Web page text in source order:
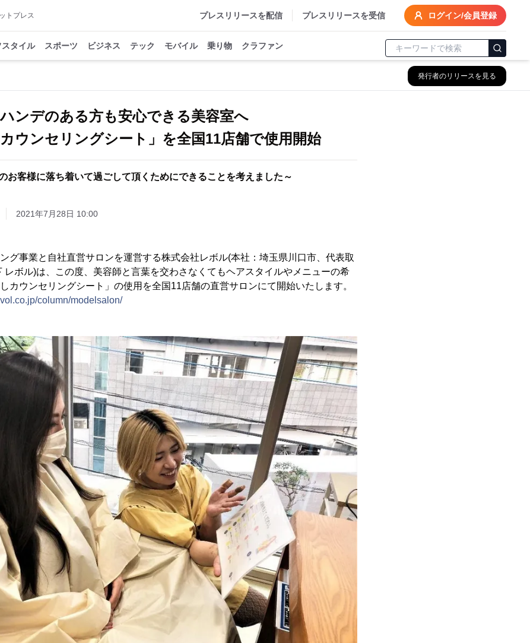
トプレス プレスリリースを配信 プレスリリースを受信 ログイン/会員登録
スタイル スポーツ ビジネス テック モバイル 乗り物 クラファン
発行者のリリースを見る
ハンデのある方も安心できる美容室へ
カウンセリングシート」を全国11店舗で使用開始
お客様に落ち着いて過ごして頂くためにできることを考えました～
2021年7月28日 10:00
グ事業と自社直営サロンを運営する株式会社レボル(本社：埼玉県川口市、代表取
レボル)は、この度、美容師と言葉を交わさなくてもヘアスタイルやメニューの希
カウンセリングシート」の使用を全国11店舗の直営サロンにて開始いたします。
column/modelsalon/